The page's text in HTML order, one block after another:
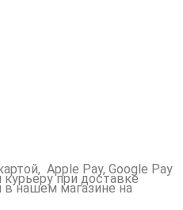
Apple Pay, Google Pay
при доставке
в нашем магазине на